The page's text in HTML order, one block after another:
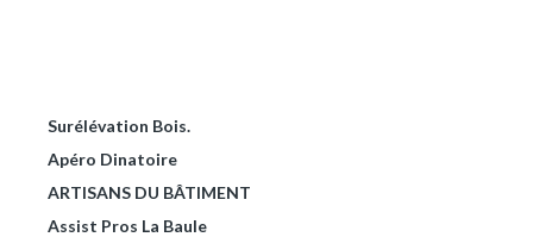
Surélévation Bois.
Apéro Dinatoire
ARTISANS DU BÂTIMENT
Assist Pros La Baule